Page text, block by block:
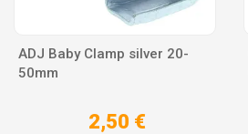
ADJ Baby Clamp silver 20-
50mm
2,50 €